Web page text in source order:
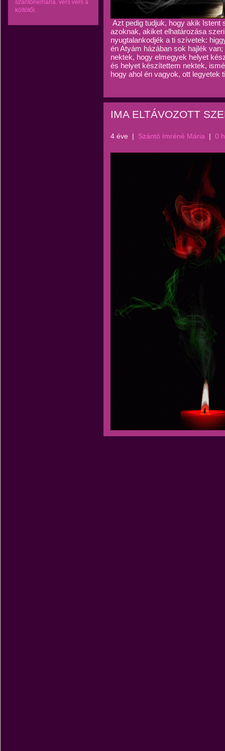
szántónémária. vers vers a
költötől.
Azt pedig tudjuk, hogy akik Istent
azoknak, akiket elhatározása
nyugtalankodjék a ti szívetek:
én Atyám házában sok hajlék
nektek, hogy elmegyek helyet
és helyet készítettem nektek,
hogy ahol én vagyok, ott legyetek
IMA ELTÁVOZOTT
4 éve | Szántó Imréné Mária | 0